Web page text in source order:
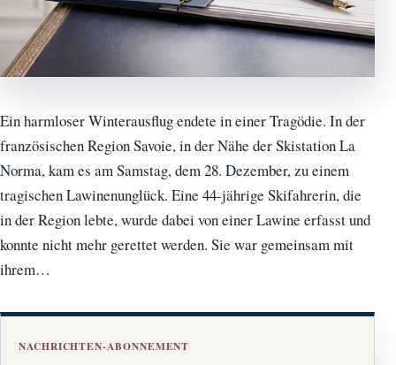
Ein harmloser Winterausflug endete in einer Tragödie. In der
französischen Region Savoie, in der Nähe der Skistation La
Norma, kam es am Samstag, dem 28. Dezember, zu einem
tragischen Lawinenunglück. Eine 44-jährige Skifahrerin, die
in der Region lebte, wurde dabei von einer Lawine erfasst und
konnte nicht mehr gerettet werden. Sie war gemeinsam mit
ihrem…
NACHRICHTEN-ABONNEMENT